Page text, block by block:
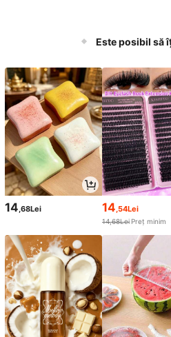
Este posibil să
14 ,68Lei 14 ,54Lei
14,68Lei Preț minim